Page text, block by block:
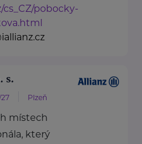
pobocky-
s.
Plzeň
místech
který